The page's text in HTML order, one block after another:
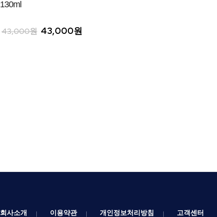
130ml
43,000원 43,000원
회사소개 이용약관 개인정보처리방침 고객센터